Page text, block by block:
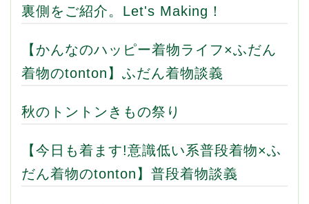
裏側をご紹介。Let's Making！
【かんなのハッピー着物ライフ×ふだん
着物のtonton】ふだん着物談義
秋のトントンきもの祭り
【今日も着ます!意識低い系普段着物×ふ
だん着物のtonton】普段着物談義